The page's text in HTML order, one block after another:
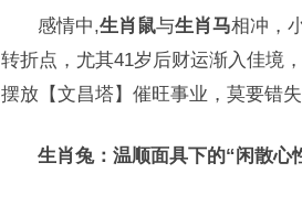
感情中,生肖鼠与生肖马相冲，
转折点，尤其41岁后财运渐入佳境
摆放【文昌塔】催旺事业，莫要错失
生肖兔：温顺面具下的“闲散心